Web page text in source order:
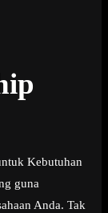
Kebutuhan
guna
Anda. Tak